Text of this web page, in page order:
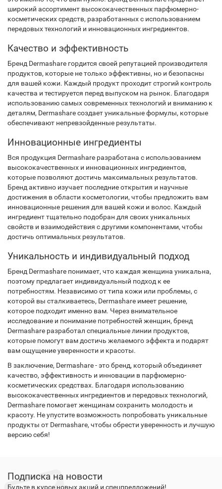
широкий ассортимент высококачественных парфюмерно-
косметических средств, разработанных с использованием
передовых технологий и инновационных ингредиентов.
Качество и эффективность
Бренд Dermashare гордится своей репутацией производителя
продуктов, которые не только эффективны, но и безопасны
для вашей кожи. Каждый продукт проходит строгий контроль
качества и тестируется перед выпуском на рынок. Благодаря
использованию самых современных технологий и вниманию к
деталям, Dermashare создает уникальные формулы, которые
обеспечивают непревзойденные результаты.
Инновационные ингредиенты
Вся продукция Dermashare разработана с использованием
высококачественных и инновационных ингредиентов,
которые позволяют достичь максимальных результатов.
Бренд активно изучает последние открытия и научные
достижения в области косметологии, чтобы предложить вам
инновационные решения для вашей кожи и волос. Каждый
ингредиент тщательно подобран для своих уникальных
свойств и взаимодействия с другими компонентами, чтобы
достичь оптимальных результатов.
Уникальность и индивидуальный подход
Бренд Dermashare понимает, что каждая женщина уникальна,
поэтому предлагает индивидуальный подход к ее
потребностям. Независимо от типа кожи или проблемы, с
которой вы сталкиваетесь, Dermashare имеет решение,
которое подходит именно вам. Через внимательное
исследование и понимание потребностей женщин, бренд
Dermashare разработал специальные линии продуктов,
которые помогут вам достичь желаемого эффекта и подарят
вам ощущение уверенности и красоты.
В заключение, Dermashare - это бренд, который объединяет
качество, эффективность и инновации в парфюмерно-
косметических средствах. Благодаря использованию
высококачественных ингредиентов и передовых технологий,
Dermashare помогает женщинам сохранить молодость и
красоту. Не упустите возможность попробовать уникальные
продукты от Dermashare, чтобы обрести уверенность и лучшую
версию себя!
Подписка на новости
Будьте в курсе новых акций и спецпредложений!